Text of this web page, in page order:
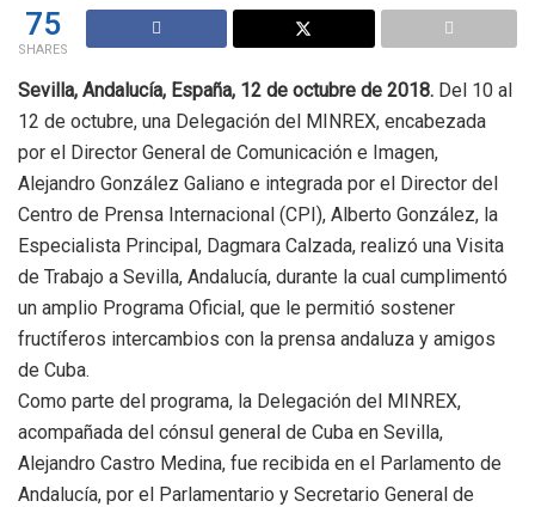
75
SHARES
Sevilla, Andalucía, España, 12 de octubre de 2018. Del 10 al
12 de octubre, una Delegación del MINREX, encabezada
por el Director General de Comunicación e Imagen,
Alejandro González Galiano e integrada por el Director del
Centro de Prensa Internacional (CPI), Alberto González, la
Especialista Principal, Dagmara Calzada, realizó una Visita
de Trabajo a Sevilla, Andalucía, durante la cual cumplimentó
un amplio Programa Oficial, que le permitió sostener
fructíferos intercambios con la prensa andaluza y amigos
de Cuba.
Como parte del programa, la Delegación del MINREX,
acompañada del cónsul general de Cuba en Sevilla,
Alejandro Castro Medina, fue recibida en el Parlamento de
Andalucía, por el Parlamentario y Secretario General de